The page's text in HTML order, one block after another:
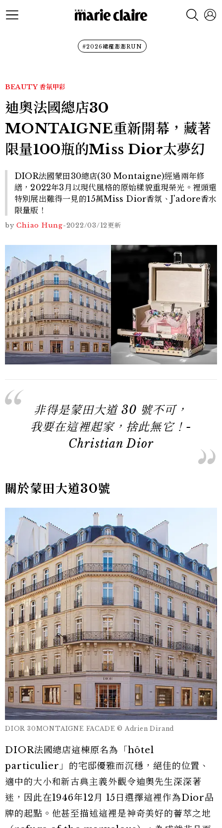
#2026裙襬澎澎RUN
BEAUTY 香氛甲彩
迪奧法國總店30
MONTAIGNE重新開幕，藏著
限量100瓶的Miss Dior太夢幻
DIOR法國蒙田30總店(30 Montaigne)經過兩年修
繕，2022年3月以現代風格的原始樣貌重現榮光。裡頭還
特別展出難得一見的15萬Miss Dior香氛、J'adore香水
限量版！
by Chiao Hung-2022/03/12更新
非得是蒙田大道 30 號不可，
我要在這裡起家，捨此無它！-
Christian Dior
關於蒙田大道30號
DIOR 30MONTAIGNE FACADE © Adrien Dirand
DIOR法國總店這棟原名為「hôtel
particulier」的宅邸優雅而沉穩，絕佳的位置、
適中的大小和新古典主義外觀令迪奧先生深深著
迷，因此在1946年12月 15日選擇這裡作為Dior品
牌的起點。他甚至描述這裡是神奇美好的薈萃之地